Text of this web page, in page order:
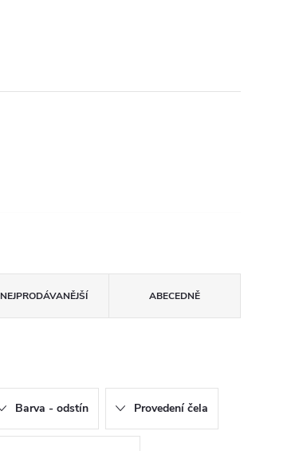
NEJPRODÁVANĚJŠÍ ABECEDNĚ
Barva - odstín Provedení čela